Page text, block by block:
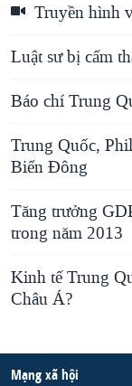
Truyền hình
Luật sư bị cấm
Báo chí Trung
Trung Quốc,
Biển Đông
Tăng trưởng
trong năm 2013
Kinh tế Trung
Châu Á?
Mạng xã hội